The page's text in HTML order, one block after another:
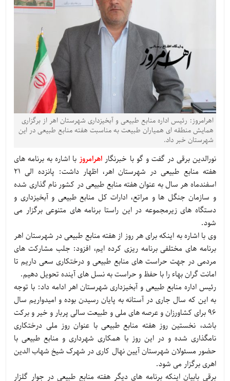
اهرامروز: رئیس اداره منابع طبیعی و آبخیزداری شهرستان اهر از برگزاری
همایش منطقه ای همیاران طبیعت به مناسبت هفته منابع طبیعی در این
شهرستان خبر داد.
نورالدین برقی در گفت و گو با خبرنگار اهرامروز با اشاره به برنامه های
هفته منابع طبیعی در شهرستان اهر، اظهار داشت: پانزده الی ۲۱
اسفندماه هر سال به عنوان هفته منابع طبیعی در کشور نام گذاری شده
و سازمان جنگل ها و مراتع، ادارات کل منابع طبیعی و آبخیزداری و
دستگاه های زیرمجموعه در این راستا برنامه های متنوعی برگزار می
شود.
وی با اشاره به اینکه برای هر روز از هفته منابع طبیعی در شهرستان اهر
برنامه های مختلفی برنامه ریزی کرده ایم، افزود: جلب مشارکت های
مردمی در جهت حراست های منابع طبیعی و درختکاری سعی داریم تا
امانت گران بهاء را با حفظ و حراست به نسل های آینده تحویل دهیم.
رئیس اداره منابع طبیعی و آبخیزداری شهرستان اهر ادامه داد: با توجه
به این که سال جاری در آستانه به پایان رسیدن بوده و امیدواریم سال
۹۶ برای کشاورزان و عرصه های ملی و طبیعت سالی پربار و خیر و برکت
باشد، نخستین روز هفته منابع طبیعی با عنوان روز ملی درختکاری
نامگذاری شده و در این روز با همکاری شهرداری و منابع طبیعی با
حضور مسئولان شهرستان آیین نهال کاری در شهرک شیخ شهاب الدین
اهری برگزار می شود.
برقی بابیان اینکه برنامه های دیگر هفته منابع طبیعی در جوار گلزار